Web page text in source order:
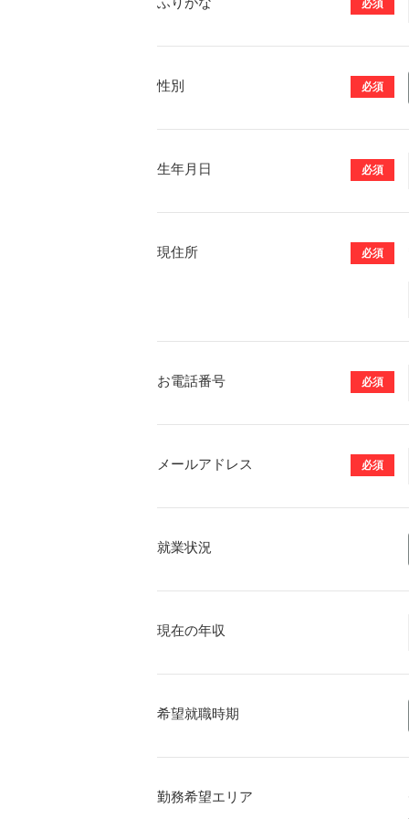
必須
性別 必須
⽣年⽉⽇ 必須
現住所 必須
お電話番号 必須
メールアドレス 必須
就業状況
現在の年収
希望就職時期
勤務希望エリア